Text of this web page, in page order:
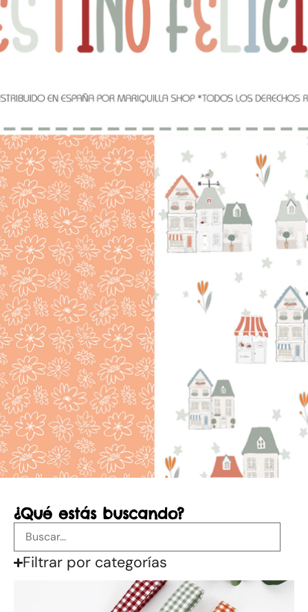
¿Qué estás buscando?
Filtrar por categorías